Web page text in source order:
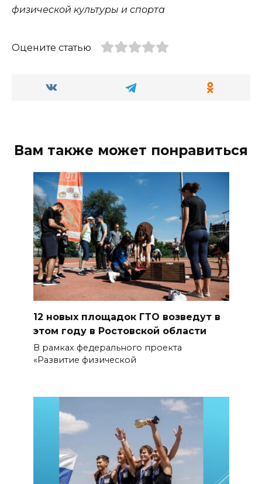
физической культуры и спорта
Оцените статью
Вам также может понравиться
12 новых площадок ГТО возведут в
этом году в Ростовской области
В рамках федерального проекта
«Развитие физической